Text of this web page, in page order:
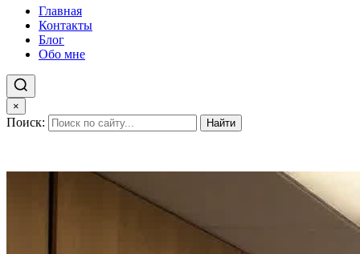
Главная
Контакты
Блог
Обо мне
×
Поиск: Найти